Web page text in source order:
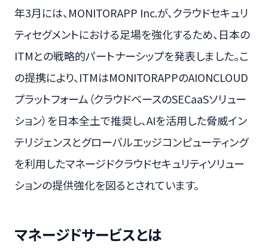
年3月には、MONITORAPP Inc.が、クラウドセキュリ
ティセグメントにおける足場を強化するため、日本の
ITMとの戦略的パートナーシップを発表しました。こ
の提携により、ITMはMONITORAPPのAIONCLOUD
プラットフォーム（クラウドベースのSECaaSソリュー
ション）を日本全土で推奨し、AIを活用した脅威イン
テリジェンスとグローバルエッジコンピューティング
を利用したマネージドクラウドセキュリティソリュー
ションの提供強化を図るとされています。
マネージドサービスとは